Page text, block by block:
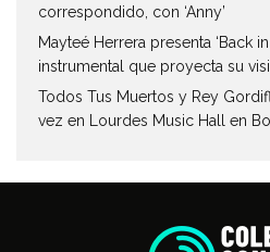
correspondido, con ‘Anny’
Mayteé Herrera presenta ‘Back
instrumental que proyecta su
Todos Tus Muertos y Rey
vez en Lourdes Music Hall en